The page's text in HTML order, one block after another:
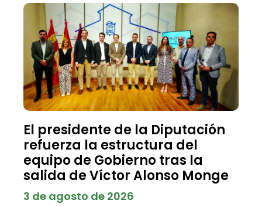
El presidente de la Diputación
refuerza la estructura del
equipo de Gobierno tras la
salida de Víctor Alonso Monge
3 de agosto de 2026